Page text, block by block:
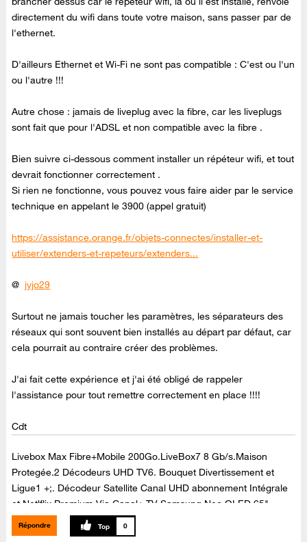
directement du wifi dans toute votre maison, sans passer par de
l'ethernet.
D'ailleurs Ethernet et Wi-Fi ne sont pas compatible : C'est ou l'un
ou l'autre !!!
Autre chose : jamais de liveplug avec la fibre, car les liveplugs
sont fait que pour l'ADSL et non compatible avec la fibre .
Bien suivre ci-dessous comment installer un répéteur wifi, et tout
devrait fonctionner correctement .
Si rien ne fonctionne, vous pouvez vous faire aider par le service
technique en appelant le 3900 (appel gratuit)
https://assistance.orange.fr/objets-connectes/installer-et-
utiliser/extenders-et-repeteurs/extenders...
@ jyjo29
Surtout ne jamais toucher les paramètres, les séparateurs des
réseaux qui sont souvent bien installés au départ par défaut, car
cela pourrait au contraire créer des problèmes.
J'ai fait cette expérience et j'ai été obligé de rappeler
l'assistance pour tout remettre correctement en place !!!!
Cdt
Livebox Max Fibre+Mobile 200Go.LiveBox7 8 Gb/s.Maison
Protegée.2 Décodeurs UHD TV6. Bouquet Divertissement et
Ligue1 +;. Décodeur Satellite Canal UHD abonnement Intégrale
et Netlflix Premium Via Canal+.TV Samsung Neo QLED 65"
65QN90C Dolby Atmos,Barre de son Samsung Dolby Atmos ,Kit
enceintes arrières Samsung,sans fil SWA-9500S ,Dolby Atmos.
Répondre 0